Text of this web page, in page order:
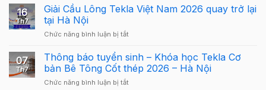
dẫn
Tekla
cho
người
Bố
Cơ
Giải
Giải
Cầu
Lông
Tekla
16
Th7
Giải Cầu Lông Tekla Việt Nam 2026 quay trở lại
tại Hà Nội
Chức năng bình luận bị tắtở
Cầu
Lông
Tekla
Việt
07
Th7
Thông báo tuyển sinh – Khóa học Tekla Cơ
bản Bê Tông Cốt thép 2026 – Hà Nội
Chức năng bình luận bị tắtở